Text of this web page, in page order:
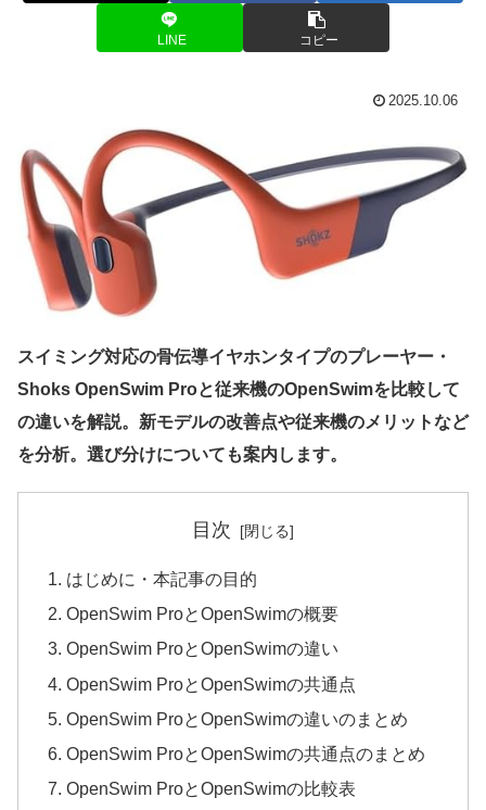
LINE コピー
2025.10.06
スイミング対応の骨伝導イヤホンタイプのプレーヤー・
Shoks OpenSwim Proと従来機のOpenSwimを比較して
の違いを解説。新モデルの改善点や従来機のメリットなど
を分析。選び分けについても案内します。
目次
はじめに・本記事の目的
OpenSwim ProとOpenSwimの概要
OpenSwim ProとOpenSwimの違い
OpenSwim ProとOpenSwimの共通点
OpenSwim ProとOpenSwimの違いのまとめ
OpenSwim ProとOpenSwimの共通点のまとめ
OpenSwim ProとOpenSwimの比較表